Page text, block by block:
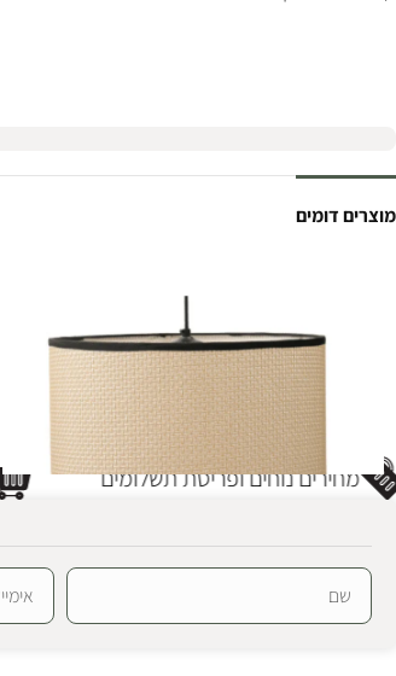
מוצרים דומים
מנורה בד משבצות
מחירים נוחים ופריסת תשלומים